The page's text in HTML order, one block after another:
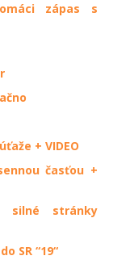
zápas s
+ VIDEO
časťou +
silné stránky
SR “19“